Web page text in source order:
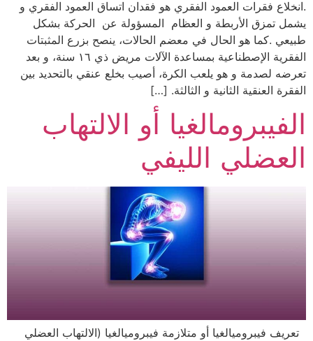
.انخلاع فقرات العمود الفقري هو فقدان اتساق العمود الفقري و
يشمل تمزق الأربطة و العظام المسؤولة عن الحركة بشكل
طبيعي .كما هو الحال في معضم الحالات، ينصح بزرع المثبتات
الفقرية الإصطناعية بمساعدة الآلات مريض ذي ١٦ سنة، و بعد
تعرضه لصدمة و هو يلعب الكرة، أصيب بخلع عنقي بالتحديد بين
الفقرة العنقية الثانية و الثالثة. […]
الفيبرومالغيا أو الالتهاب
العضلي الليفي
تعريف فيبروميالغيا أو متلازمة فيبروميالغيا (الالتهاب العضلي